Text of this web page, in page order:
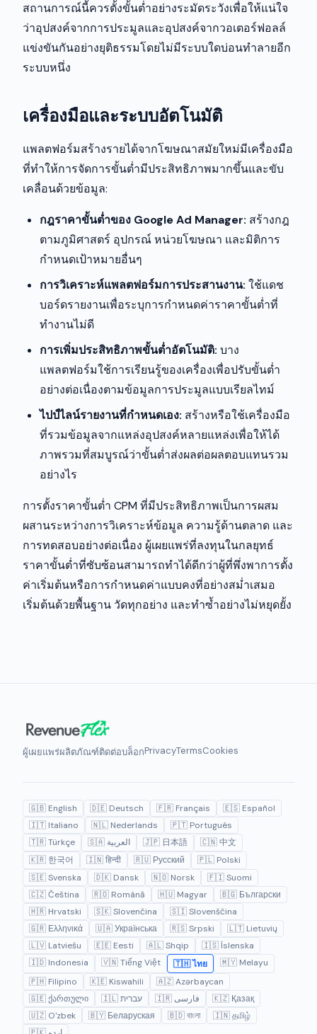
สถานการณ์นี้ควรตั้งขั้นต่ำอย่างระมัดระวังเพื่อให้แน่ใจ
ว่าอุปสงค์จากการประมูลและอุปสงค์จากวอเตอร์ฟอลล์
แข่งขันกันอย่างยุติธรรมโดยไม่มีระบบใดบ่อนทำลายอีก
ระบบหนึ่ง
เครื่องมือและระบบอัตโนมัติ
แพลตฟอร์มสร้างรายได้จากโฆษณาสมัยใหม่มีเครื่องมือ
ที่ทำให้การจัดการขั้นต่ำมีประสิทธิภาพมากขึ้นและขับ
เคลื่อนด้วยข้อมูล:
กฎราคาขั้นต่ำของ Google Ad Manager: สร้างกฎ
ตามภูมิศาสตร์ อุปกรณ์ หน่วยโฆษณา และมิติการ
กำหนดเป้าหมายอื่นๆ
การวิเคราะห์แพลตฟอร์มการประสานงาน: ใช้แดช
บอร์ดรายงานเพื่อระบุการกำหนดค่าราคาขั้นต่ำที่
ทำงานไม่ดี
การเพิ่มประสิทธิภาพขั้นต่ำอัตโนมัติ: บาง
แพลตฟอร์มใช้การเรียนรู้ของเครื่องเพื่อปรับขั้นต่ำ
อย่างต่อเนื่องตามข้อมูลการประมูลแบบเรียลไทม์
ไปป์ไลน์รายงานที่กำหนดเอง: สร้างหรือใช้เครื่องมือ
ที่รวมข้อมูลจากแหล่งอุปสงค์หลายแหล่งเพื่อให้ได้
ภาพรวมที่สมบูรณ์ว่าขั้นต่ำส่งผลต่อผลตอบแทนรวม
อย่างไร
การตั้งราคาขั้นต่ำ CPM ที่มีประสิทธิภาพเป็นการผสม
ผสานระหว่างการวิเคราะห์ข้อมูล ความรู้ด้านตลาด และ
การทดสอบอย่างต่อเนื่อง ผู้เผยแพร่ที่ลงทุนในกลยุทธ์
ราคาขั้นต่ำที่ซับซ้อนสามารถทำได้ดีกว่าผู้ที่พึ่งพาการตั้ง
ค่าเริ่มต้นหรือการกำหนดค่าแบบคงที่อย่างสม่ำเสมอ
เริ่มต้นด้วยพื้นฐาน วัดทุกอย่าง และทำซ้ำอย่างไม่หยุดยั้ง
ผู้เผยแพร่ผลิตภัณฑ์ติดต่อบล็อกPrivacyTermsCookies
🇬🇧 English 🇩🇪 Deutsch 🇫🇷 Français
🇪🇸 Español
🇮🇹 Italiano
🇳🇱 Nederlands
🇵🇹 Português
🇹🇷 Türkçe
🇸🇦 العربية 🇯🇵 日本語
🇨🇳 中文
🇰🇷 한국어
🇮🇳 हिन्दी 🇷🇺 Русский
🇵🇱 Polski
🇸🇪 Svenska
🇩🇰 Dansk 🇳🇴 Norsk
🇫🇮 Suomi
🇨🇿 Čeština
🇷🇴 Română 🇭🇺 Magyar
🇧🇬 Български
🇭🇷 Hrvatski
🇸🇰 Slovenčina
🇸🇮 Slovenščina
🇬🇷 Ελληνικά
🇺🇦 Українська 🇷🇸 Srpski
🇱🇹 Lietuvių
🇱🇻 Latviešu
🇪🇪 Eesti 🇦🇱 Shqip
🇮🇸 Íslenska
🇮🇩 Indonesia
🇻🇳 Tiếng Việt 🇹🇭 ไทย
🇲🇾 Melayu
🇵🇭 Filipino
🇰🇪 Kiswahili
🇦🇿 Azərbaycan
🇬🇪 ქართული
🇮🇱 עברית 🇮🇷 فارسی
🇰🇿 Қазақ
🇺🇿 O'zbek
🇧🇾 Беларуская 🇧🇩 বাংলা
🇮🇳 தமிழ்